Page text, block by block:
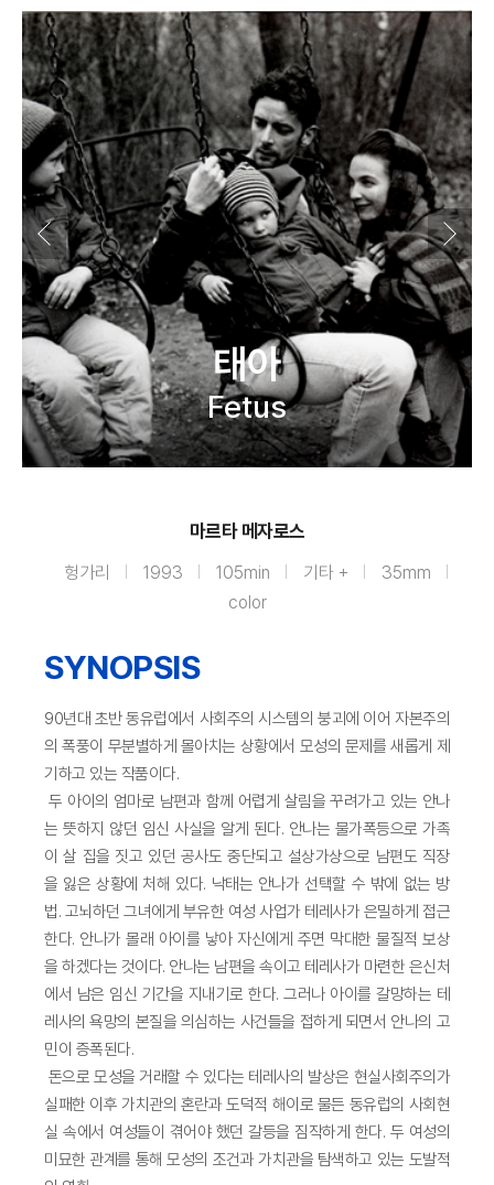
태아
Fetus
마르타 메자로스
헝가리 1993 105min 기타 +
35mm
color
SYNOPSIS
90년대 초반 동유럽에서 사회주의 시스템의 붕괴에 이어 자본주의
의 폭풍이 무분별하게 몰아치는 상황에서 모성의 문제를 새롭게 제
기하고 있는 작품이다.
두 아이의 엄마로 남편과 함께 어렵게 살림을 꾸려가고 있는 안나
는 뜻하지 않던 임신 사실을 알게 된다. 안나는 물가폭등으로 가족
이 살 집을 짓고 있던 공사도 중단되고 설상가상으로 남편도 직장
을 잃은 상황에 처해 있다. 낙태는 안나가 선택할 수 밖에 없는 방
법. 고뇌하던 그녀에게 부유한 여성 사업가 테레사가 은밀하게 접근
한다. 안나가 몰래 아이를 낳아 자신에게 주면 막대한 물질적 보상
을 하겠다는 것이다. 안나는 남편을 속이고 테레사가 마련한 은신처
에서 남은 임신 기간을 지내기로 한다. 그러나 아이를 갈망하는 테
레사의 욕망의 본질을 의심하는 사건들을 접하게 되면서 안나의 고
민이 증폭된다.
돈으로 모성을 거래할 수 있다는 테레사의 발상은 현실사회주의가
실패한 이후 가치관의 혼란과 도덕적 해이로 물든 동유럽의 사회현
실 속에서 여성들이 겪어야 했던 갈등을 짐작하게 한다. 두 여성의
미묘한 관계를 통해 모성의 조건과 가치관을 탐색하고 있는 도발적